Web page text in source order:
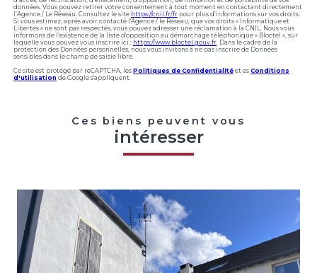
données. Vous pouvez retirer votre consentement à tout moment en contactant directement
l’Agence / Le Réseau. Consultez le site https://cnil.fr/fr pour plus d’informations sur vos droits.
Si vous estimez, après avoir contacté l'Agence / le Réseau, que vos droits « Informatique et
Libertés » ne sont pas respectés, vous pouvez adresser une réclamation à la CNIL. Nous vous
informons de l’existence de la liste d'opposition au démarchage téléphonique « Bloctel », sur
laquelle vous pouvez vous inscrire ici : https://www.bloctel.gouv.fr. Dans le cadre de la
protection des Données personnelles, nous vous invitons à ne pas inscrire de Données
sensibles dans le champ de saisie libre.
Ce site est protégé par reCAPTCHA, les Politiques de Confidentialité et es Conditions
d'utilisation de Google s'appliquent.
Ces biens peuvent vous
intéresser